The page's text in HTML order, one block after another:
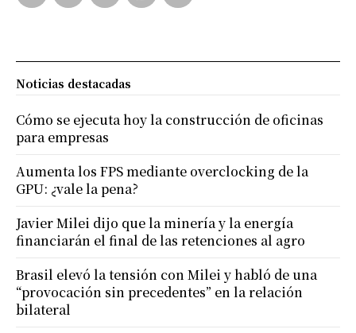
Noticias destacadas
Cómo se ejecuta hoy la construcción de oficinas
para empresas
Aumenta los FPS mediante overclocking de la
GPU: ¿vale la pena?
Javier Milei dijo que la minería y la energía
financiarán el final de las retenciones al agro
Brasil elevó la tensión con Milei y habló de una
“provocación sin precedentes” en la relación
bilateral